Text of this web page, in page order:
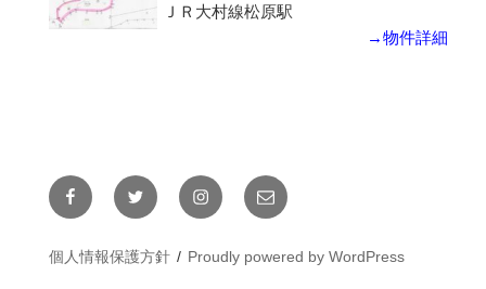
ＪＲ大村線松原駅
→物件詳細
個人情報保護方針 Proudly powered by WordPress